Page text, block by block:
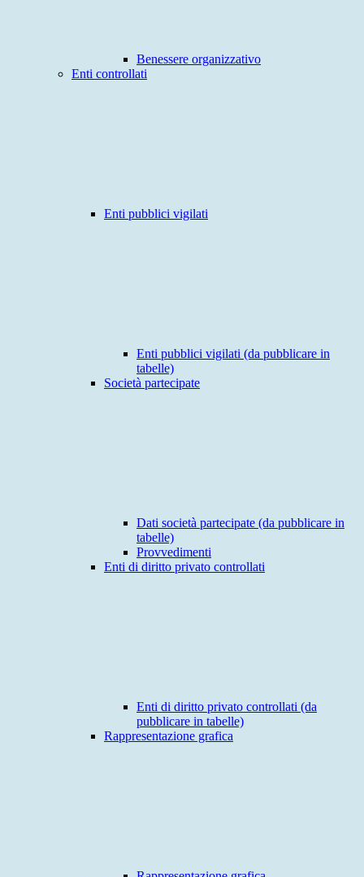
Benessere organizzativo
Enti controllati
Enti pubblici vigilati
Enti pubblici vigilati (da pubblicare in
tabelle)
Società partecipate
Dati società partecipate (da pubblicare in
tabelle)
Provvedimenti
Enti di diritto privato controllati
Enti di diritto privato controllati (da
pubblicare in tabelle)
Rappresentazione grafica